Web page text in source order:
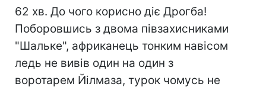
62 хв. До чого корисно діє Дрогба!
Поборовшись з двома півзахисниками
"Шальке", африканець тонким навісом
ледь не вивів один на один з
воротарем Йілмаза, турок чомусь не